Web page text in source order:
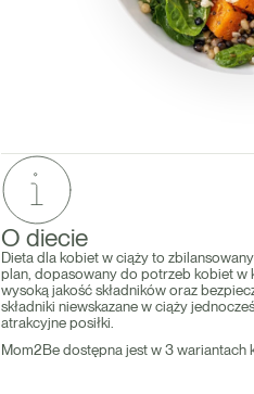
O diecie
Dieta dla kobiet w ciąży to
plan, dopasowany do potrzeb kobiet w
wysoką jakość składników oraz
składniki niewskazane w ciąży
atrakcyjne posiłki.
Mom2Be dostępna jest w 3 wariantach